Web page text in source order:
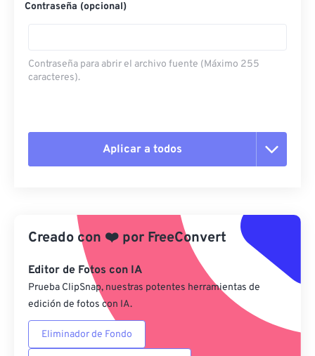
Desde URL
Contraseña (opcional)
Contraseña para abrir el archivo fuente (Máximo 255
caracteres).
Aplicar a todos
Aplicar desde el ajuste preestablecido
Guardar como preestablecido
Creado con ❤️ por FreeConvert
Editor de Fotos con IA
Prueba ClipSnap, nuestras potentes herramientas de
edición de fotos con IA.
Eliminador de Fondo